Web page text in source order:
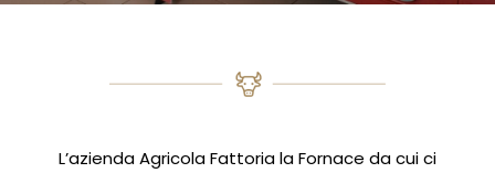
L’azienda Agricola Fattoria la Fornace da cui ci